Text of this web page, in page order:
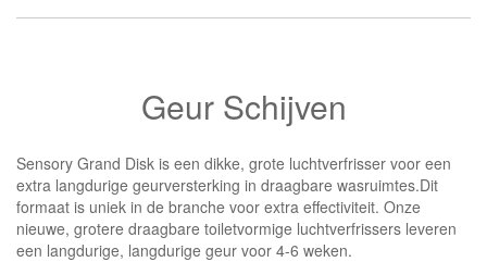
Geur Schijven
Sensory Grand Disk is een dikke, grote luchtverfrisser voor een
extra langdurige geurversterking in draagbare wasruimtes.Dit
formaat is uniek in de branche voor extra effectiviteit. Onze
nieuwe, grotere draagbare toiletvormige luchtverfrissers leveren
een langdurige, langdurige geur voor 4-6 weken.